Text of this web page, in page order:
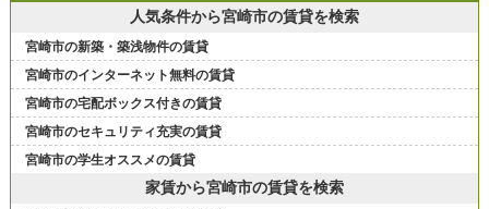
人気条件から宮崎市の賃貸を検索
宮崎市の新築・築浅物件の賃貸
宮崎市のインターネット無料の賃貸
宮崎市の宅配ボックス付きの賃貸
宮崎市のセキュリティ充実の賃貸
宮崎市の学生オススメの賃貸
家賃から宮崎市の賃貸を検索